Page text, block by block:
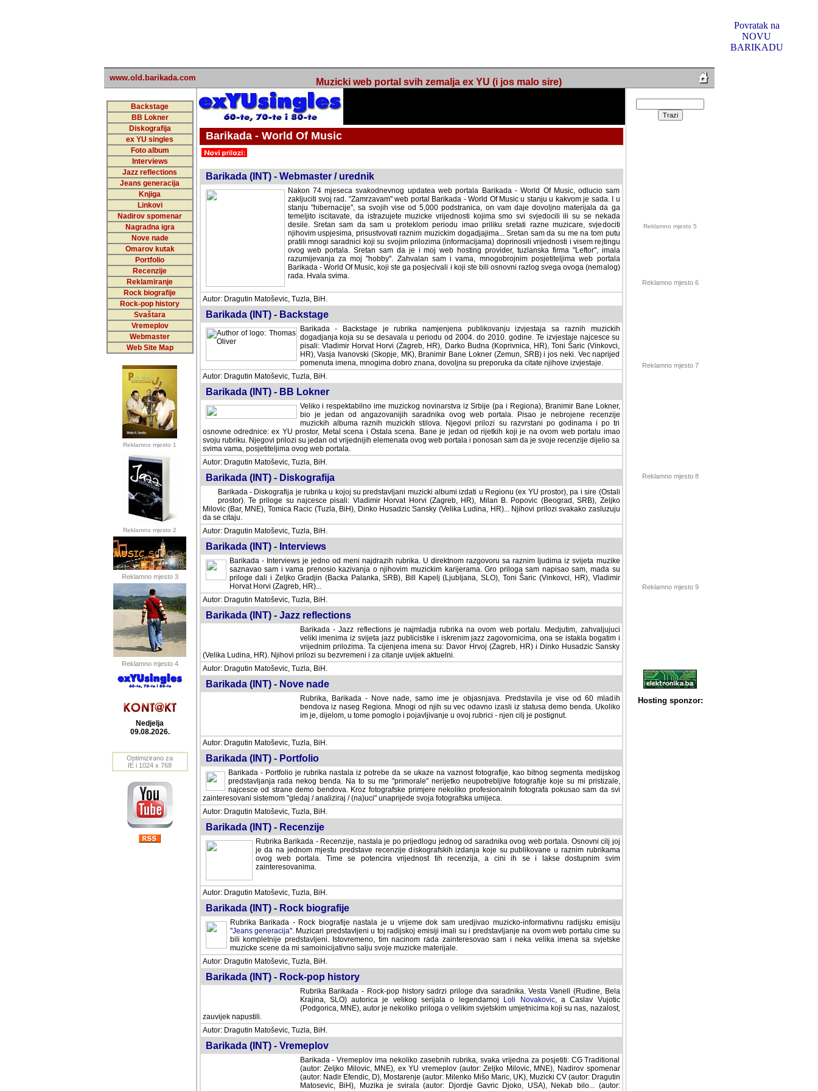
Povratak na
NOVU
BARIKADU
www.old.barikada.com Muzicki web portal svih zemalja ex YU (i jos malo sire)
Backstage
BB Lokner
Diskografija
ex YU singles
Foto album
Interviews
Jazz reflections
Jeans generacija
Knjiga
Linkovi
Nadirov spomenar
Nagradna igra
Nove nade
Omarov kutak
Portfolio
Recenzije
Reklamiranje
Rock biografije
Rock-pop history
Svaštara
Vremeplov
Webmaster
Web Site Map
Reklamno mjesto 1
Reklamno mjesto 2
Reklamno mjesto 3
Reklamno mjesto 4
Nedjelja
09.08.2026.
Optimizirano za
IE i 1024 x 768
Barikada - World Of Music
Barikada (INT) - Webmaster / urednik
Nakon 74 mjeseca svakodnevnog updatea web portala Barikada - World Of Music, odlucio sam
zakljuciti svoj rad. "Zamrzavam" web portal Barikada - World Of Music u stanju u kakvom je sada. I u
stanju "hibernacije", sa svojih vise od 5,000 podstranica, on vam daje dovoljno materijala da ga
temeljito iscitavate, da istrazujete muzicke vrijednosti kojima smo svi svjedocili ili su se nekada desile.
Sretan sam da sam u proteklom periodu imao priliku sretati razne muzicare, svjedociti njihovim
uspjesima, prisustvovati raznim muzickim dogadjajima... Sretan sam da su me na tom putu pratili
mnogi saradnici koji su svojim prilozima (informacijama) doprinosili vrijednosti i visem rejtingu ovog
web portala. Sretan sam da je i moj web hosting provider, tuzlanska firma "Leftor", imala
razumijevanja za moj "hobby". Zahvalan sam i vama, mnogobrojnim posjetiteljima web portala
Barikada - World Of Music, koji ste ga posjecivali i koji ste bili osnovni razlog svega ovoga (nemalog)
rada. Hvala svima.
Autor: Dragutin Matoševic, Tuzla, BiH.
Barikada (INT) - Backstage
Barikada - Backstage je rubrika namjenjena publikovanju izvjestaja sa raznih muzickih
dogadjanja koja su se desavala u periodu od 2004. do 2010. godine. Te izvjestaje najcesce su
pisali: Vladimir Horvat Horvi (Zagreb, HR), Darko Budna (Koprivnica, HR), Toni Šaric (Vinkovci,
HR), Vasja Ivanovski (Skopje, MK), Branimir Bane Lokner (Zemun, SRB) i jos neki. Vec naprijed
pomenuta imena, mnogima dobro znana, dovoljna su preporuka da citate njihove izvjestaje.
Autor: Dragutin Matoševic, Tuzla, BiH.
Barikada (INT) - BB Lokner
Veliko i respektabilno ime muzickog novinarstva iz Srbije (pa i Regiona), Branimir Bane Lokner,
bio je jedan od angazovanijih saradnika ovog web portala. Pisao je nebrojene recenzije muzickih
albuma raznih muzickih stilova. Njegovi prilozi su razvrstani po godinama i po tri osnovne
odrednice: ex YU prostor, Metal scena i Ostala scena. Bane je jedan od rijetkih koji je na ovom web portalu imao svoju rubriku.
Njegovi prilozi su jedan od vrijednijih elemenata ovog web portala i ponosan sam da je svoje recenzije dijelio sa svima vama,
posjetiteljima ovog web portala.
Autor: Dragutin Matoševic, Tuzla, BiH.
Barikada (INT) - Diskografija
Barikada - Diskografija je rubrika u kojoj su predstavljani muzicki albumi izdati u Regionu (ex YU prostor), pa i sire (Ostali
prostor). Te priloge su najcesce pisali: Vladimir Horvat Horvi (Zagreb, HR), Milan B. Popovic (Beograd, SRB), Zeljko Milovic
(Bar, MNE), Tomica Racic (Tuzla, BiH), Dinko Husadzic Sansky (Velika Ludina, HR)... Njihovi prilozi svakako zasluzuju da se
citaju.
Autor: Dragutin Matoševic, Tuzla, BiH.
Barikada (INT) - Interviews
Barikada - Interviews je jedno od meni najdrazih rubrika. U direktnom razgovoru sa raznim ljudima iz svijeta muzike
saznavao sam i vama prenosio kazivanja o njihovim muzickim karijerama. Gro priloga sam napisao sam, mada su
priloge dali i Zeljko Gradjin (Backa Palanka, SRB), Bill Kapelj (Ljubljana, SLO), Toni Šaric (Vinkovci, HR), Vladimir
Horvat Horvi (Zagreb, HR)...
Autor: Dragutin Matoševic, Tuzla, BiH.
Barikada (INT) - Jazz reflections
Barikada - Jazz reflections je najmladja rubrika na ovom web portalu. Medjutim, zahvaljujuci veliki
imenima iz svijeta jazz publicistike i iskrenim jazz zagovornicima, ona se istakla bogatim i
vrijednim prilozima. Ta cijenjena imena su: Davor Hrvoj (Zagreb, HR) i Dinko Husadzic Sansky
(Velika Ludina, HR). Njihovi prilozi su bezvremeni i za citanje uvijek aktuelni.
Autor: Dragutin Matoševic, Tuzla, BiH.
Barikada (INT) - Nove nade
Rubrika, Barikada - Nove nade, samo ime je objasnjava. Predstavila je vise od 60 mladih
bendova iz naseg Regiona. Mnogi od njih su vec odavno izasli iz statusa demo benda. Ukoliko im
je, dijelom, u tome pomoglo i pojavljivanje u ovoj rubrici - njen cilj je postignut.
Autor: Dragutin Matoševic, Tuzla, BiH.
Barikada (INT) - Portfolio
Barikada - Portfolio je rubrika nastala iz potrebe da se ukaze na vaznost fotografije, kao bitnog segmenta medijskog
predstavljanja rada nekog benda. Na to su me "primorale" nerijetko neupotrebljive fotografije koje su mi pristizale,
najcesce od strane demo bendova. Kroz fotografske primjere nekoliko profesionalnih fotografa pokusao sam da svi
zainteresovani sistemom "gledaj / analiziraj / (na)uci" unaprijede svoja fotografska umijeca.
Autor: Dragutin Matoševic, Tuzla, BiH.
Barikada (INT) - Recenzije
Rubrika Barikada - Recenzije, nastala je po prijedlogu jednog od saradnika ovog web portala. Osnovni cilj joj
je da na jednom mjestu predstave recenzije diskografskih izdanja koje su publikovane u raznim rubrikama
ovog web portala. Time se potencira vrijednost tih recenzija, a cini ih se i lakse dostupnim svim
zainteresovanima.
Autor: Dragutin Matoševic, Tuzla, BiH.
Barikada (INT) - Rock biografije
Rubrika Barikada - Rock biografije nastala je u vrijeme dok sam uredjivao muzicko-informativnu radijsku emisiju
"Jeans generacija". Muzicari predstavljeni u toj radijskoj emisiji imali su i predstavljanje na ovom web portalu cime su
bili kompletnije predstavljeni. Istovremeno, tim nacinom rada zainteresovao sam i neka velika imena sa svjetske
muzicke scene da mi samoinicijativno salju svoje muzicke materijale.
Autor: Dragutin Matoševic, Tuzla, BiH.
Barikada (INT) - Rock-pop history
Rubrika Barikada - Rock-pop history sadrzi priloge dva saradnika. Vesta Vanell (Rudine, Bela
Krajina, SLO) autorica je velikog serijala o legendarnoj
Loli Novakovic, a Caslav Vujotic
(Podgorica, MNE), autor je nekoliko priloga o velikim svjetskim umjetnicima koji su nas, nazalost,
zauvijek napustili.
Autor: Dragutin Matoševic, Tuzla, BiH.
Barikada (INT) - Vremeplov
Barikada - Vremeplov ima nekoliko zasebnih rubrika, svaka vrijedna za posjetiti: CG Traditional
(autor: Zeljko Milovic, MNE), ex YU vremeplov (autor: Zeljko Milovic, MNE), Nadirov spomenar
(autor: Nadir Efendic, D), Mostarenje (autor: Milenko Mišo Maric, UK), Muzicki CV (autor: Dragutin
Matosevic, BiH), Muzika je svirala (autor: Djordje Gavric Djoko, USA), Nekab bilo... (autor: